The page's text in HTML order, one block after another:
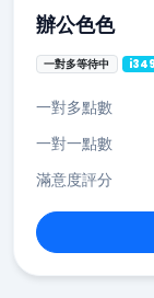
辦公色色
一對多等待中 i349
一對多點數
一對一點數
滿意度評分